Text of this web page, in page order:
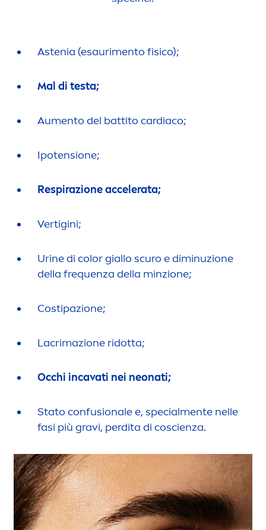
Astenia (esaurimento fisico);
Mal di testa;
Aumento del battito cardiaco;
Ipotensione;
Respirazione accelerata;
Vertigini;
Urine di colorgiallo scuro e diminuzione
della frequenza della minzione;
Costipazione;
Lacrimazione ridotta;
Occhi incavati nei neonati;
Stato confusionale e, specialmente nelle
fasi più gravi, perdita di coscienza.